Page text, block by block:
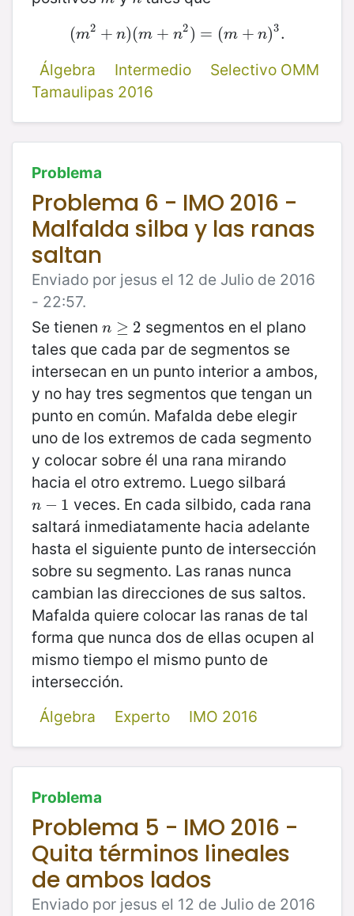
(m2 + n)(m + n2) = (m + n)3.
( m2+n)(m+ n2) =( m+n)3.
Álgebra
Intermedio
Selectivo OMM
Tamaulipas 2016
Problema
Problema 6 - IMO 2016 -
Malfalda silba y las ranas
saltan
Enviado por jesus el 12 de Julio de 2016
- 22:57.
Se tienen n ≥ 2
n≥2
segmentos en el plano
tales que cada par de segmentos se
intersecan en un punto interior a ambos,
y no hay tres segmentos que tengan un
punto en común. Mafalda debe elegir
uno de los extremos de cada segmento
y colocar sobre él una rana mirando
hacia el otro extremo. Luego silbará
n − 1
n−1
veces. En cada silbido, cada rana
saltará inmediatamente hacia adelante
hasta el siguiente punto de intersección
sobre su segmento. Las ranas nunca
cambian las direcciones de sus saltos.
Mafalda quiere colocar las ranas de tal
forma que nunca dos de ellas ocupen al
mismo tiempo el mismo punto de
intersección.
Álgebra
Experto IMO 2016
Problema
Problema 5 - IMO 2016 -
Quita términos lineales
de ambos lados
Enviado por jesus el 12 de Julio de 2016